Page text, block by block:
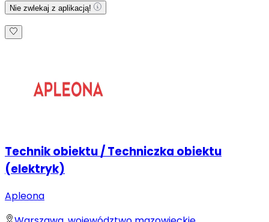
Nie zwlekaj z aplikacją!
Technik obiektu / Techniczka obiektu
(elektryk)
Apleona